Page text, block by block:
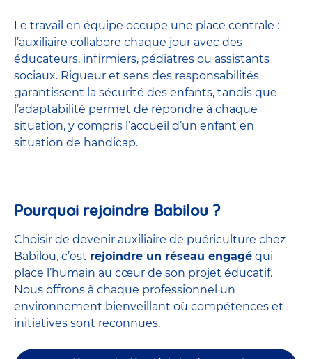
Le travail en équipe occupe une place centrale :
l’auxiliaire collabore chaque jour avec des
éducateurs, infirmiers, pédiatres ou assistants
sociaux. Rigueur et sens des responsabilités
garantissent la sécurité des enfants, tandis que
l’adaptabilité permet de répondre à chaque
situation, y compris l’accueil d’un enfant en
situation de handicap.
Pourquoi rejoindre Babilou ?
Choisir de devenir auxiliaire de puériculture chez
Babilou, c’est rejoindre un réseau engagé qui
place l’humain au cœur de son projet éducatif.
Nous offrons à chaque professionnel un
environnement bienveillant où compétences et
initiatives sont reconnues.